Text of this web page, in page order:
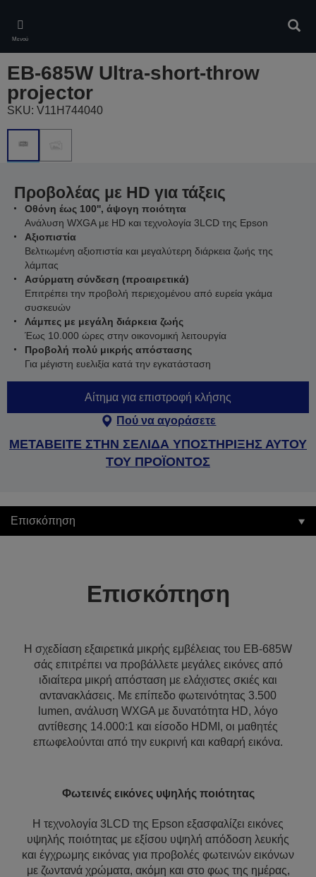
main
content
Μενού
EB-685W Ultra-short-throw
projector
SKU: V11H744040
Προβολέας με HD για τάξεις
Οθόνη έως 100'', άψογη ποιότητα
Ανάλυση WXGA με HD και τεχνολογία 3LCD της Epson
Αξιοπιστία
Βελτιωμένη αξιοπιστία και μεγαλύτερη διάρκεια ζωής της
λάμπας
Ασύρματη σύνδεση (προαιρετικά)
Επιτρέπει την προβολή περιεχομένου από ευρεία γκάμα
συσκευών
Λάμπες με μεγάλη διάρκεια ζωής
Έως 10.000 ώρες στην οικονομική λειτουργία
Προβολή πολύ μικρής απόστασης
Για μέγιστη ευελιξία κατά την εγκατάσταση
Αίτημα για επιστροφή κλήσης
Πού να αγοράσετε
ΜΕΤΑΒΕΙΤΕ ΣΤΗΝ ΣΕΛΙΔΑ ΥΠΟΣΤΗΡΙΞΗΣ ΑΥΤΟΥ
ΤΟΥ ΠΡΟΪΟΝΤΟΣ
Επισκόπηση
Επισκόπηση
Η σχεδίαση εξαιρετικά μικρής εμβέλειας του EB-685W
σάς επιτρέπει να προβάλλετε μεγάλες εικόνες από
ιδιαίτερα μικρή απόσταση με ελάχιστες σκιές και
αντανακλάσεις. Με επίπεδο φωτεινότητας 3.500
lumen, ανάλυση WXGA με δυνατότητα HD, λόγο
αντίθεσης 14.000:1 και είσοδο HDMI, οι μαθητές
επωφελούνται από την ευκρινή και καθαρή εικόνα.
Φωτεινές εικόνες υψηλής ποιότητας
Η τεχνολογία 3LCD της Epson εξασφαλίζει εικόνες
υψηλής ποιότητας με εξίσου υψηλή απόδοση λευκής
και έγχρωμης εικόνας για προβολές φωτεινών εικόνων
με ζωντανά χρώματα, ακόμη και στο φως της ημέρας,